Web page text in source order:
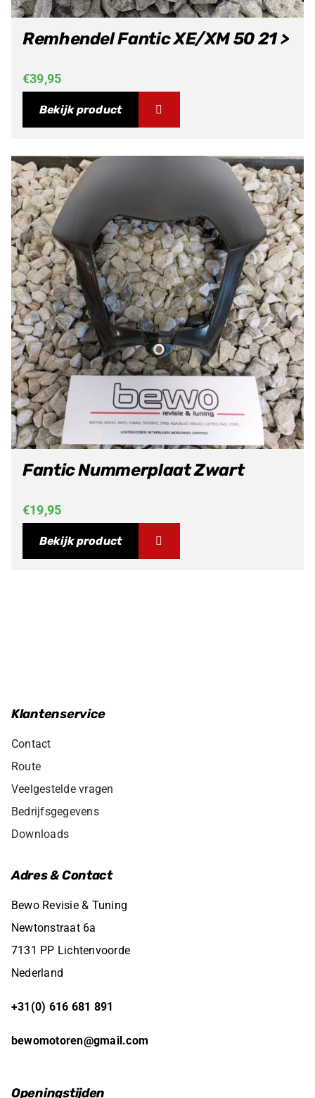
Remhendel Fantic XE/XM 50 21 >
€39,95
Bekijk product
Fantic Nummerplaat Zwart
€19,95
Bekijk product
Klantenservice
Contact
Route
Veelgestelde vragen
Bedrijfsgegevens
Downloads
Adres & Contact
Bewo Revisie & Tuning
Newtonstraat 6a
7131 PP Lichtenvoorde
Nederland
+31(0) 616 681 891
bewomotoren@gmail.com
Openingstijden